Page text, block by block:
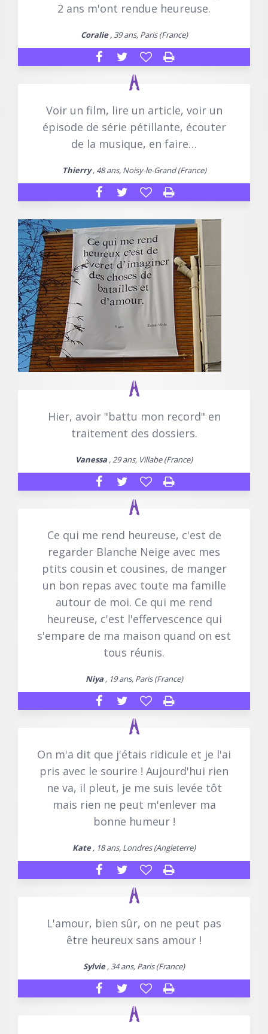
2 ans m'ont rendue heureuse.
Coralie, 39 ans, Paris (France)
Voir un film, lire un article, voir un
épisode de série pétillante, écouter
de la musique, en faire…
Thierry, 48 ans, Noisy-le-Grand (France)
Hier, avoir "battu mon record" en
traitement des dossiers.
Vanessa , 29 ans, Villabe (France)
Ce qui me rend heureuse, c'est de
regarder Blanche Neige avec mes
ptits cousin et cousines, de manger
un bon repas avec toute ma famille
autour de moi. Ce qui me rend
heureuse, c'est l'effervescence qui
s'empare de ma maison quand on est
tous réunis.
Niya, 19 ans, Paris (France)
On m'a dit que j'étais ridicule et je l'ai
pris avec le sourire ! Aujourd'hui rien
ne va, il pleut, je me suis levée tôt
mais rien ne peut m'enlever ma
bonne humeur !
Kate, 18 ans, Londres (Angleterre)
L'amour, bien sûr, on ne peut pas
être heureux sans amour !
Sylvie, 34 ans, Paris (France)